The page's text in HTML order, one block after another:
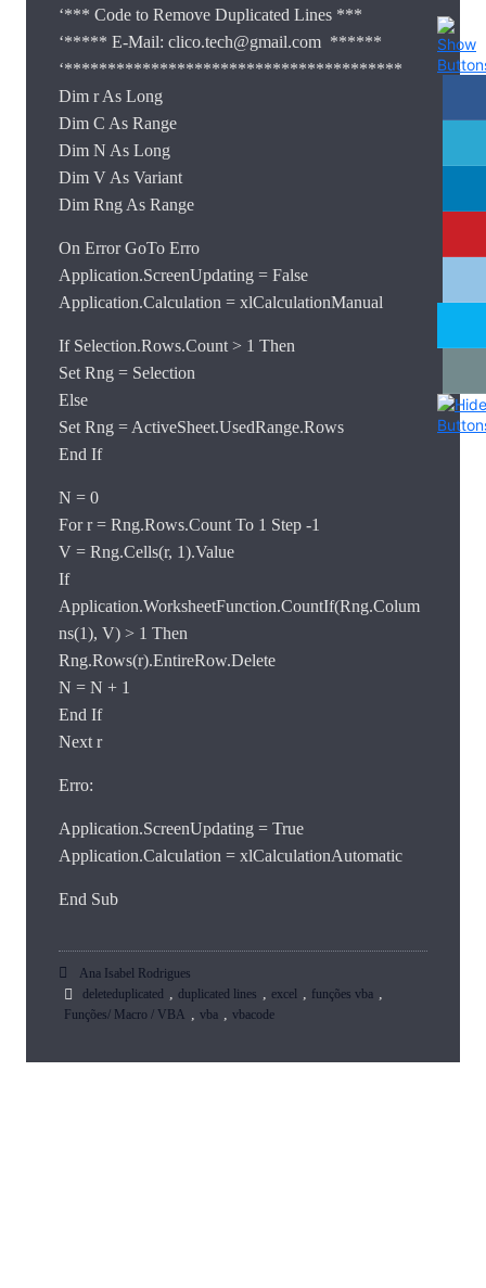
‘*** Code to Remove Duplicated Lines ***
‘***** E-Mail: clico.tech@gmail.com ******
‘***************************************
Dim r As Long
Dim C As Range
Dim N As Long
Dim V As Variant
Dim Rng As Range
On Error GoTo Erro
Application.ScreenUpdating = False
Application.Calculation = xlCalculationManual
If Selection.Rows.Count > 1 Then
Set Rng = Selection
Else
Set Rng = ActiveSheet.UsedRange.Rows
End If
N = 0
For r = Rng.Rows.Count To 1 Step -1
V = Rng.Cells(r, 1).Value
If
Application.WorksheetFunction.CountIf(Rng.Colum
ns(1), V) > 1 Then
Rng.Rows(r).EntireRow.Delete
N = N + 1
End If
Next r
Erro:
Application.ScreenUpdating = True
Application.Calculation = xlCalculationAutomatic
End Sub
Ana Isabel Rodrigues
deleteduplicated , duplicated lines , excel , funções vba ,
Funções/ Macro / VBA , vba , vbacode